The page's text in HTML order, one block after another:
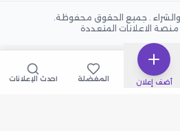
الاعلانات المتعددة
أضف إعلان المفضلة أحدث الإعلانات